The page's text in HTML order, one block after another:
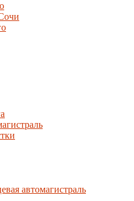
автомагистраль